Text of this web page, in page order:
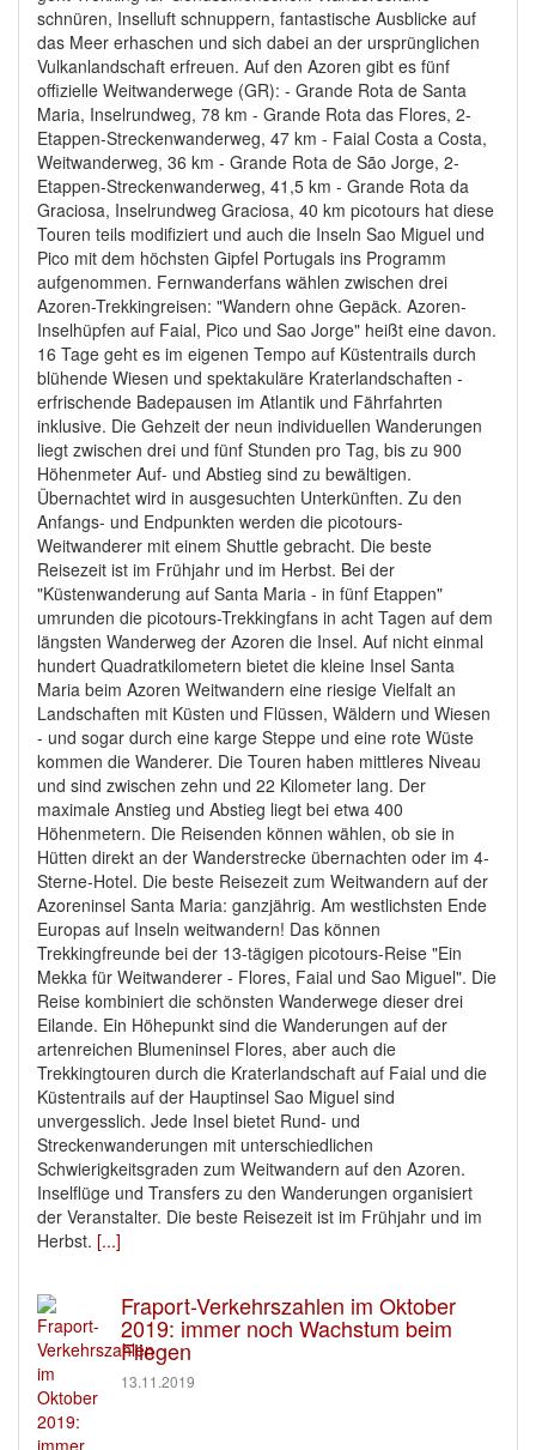
schnüren, Inselluft schnuppern, fantastische Ausblicke auf
das Meer erhaschen und sich dabei an der ursprünglichen
Vulkanlandschaft erfreuen. Auf den Azoren gibt es fünf
offizielle Weitwanderwege (GR): - Grande Rota de Santa
Maria, Inselrundweg, 78 km - Grande Rota das Flores, 2-
Etappen-Streckenwanderweg, 47 km - Faial Costa a Costa,
Weitwanderweg, 36 km - Grande Rota de São Jorge, 2-
Etappen-Streckenwanderweg, 41,5 km - Grande Rota da
Graciosa, Inselrundweg Graciosa, 40 km picotours hat diese
Touren teils modifiziert und auch die Inseln Sao Miguel und
Pico mit dem höchsten Gipfel Portugals ins Programm
aufgenommen. Fernwanderfans wählen zwischen drei
Azoren-Trekkingreisen: "Wandern ohne Gepäck. Azoren-
Inselhüpfen auf Faial, Pico und Sao Jorge" heißt eine davon.
16 Tage geht es im eigenen Tempo auf Küstentrails durch
blühende Wiesen und spektakuläre Kraterlandschaften -
erfrischende Badepausen im Atlantik und Fährfahrten
inklusive. Die Gehzeit der neun individuellen Wanderungen
liegt zwischen drei und fünf Stunden pro Tag, bis zu 900
Höhenmeter Auf- und Abstieg sind zu bewältigen.
Übernachtet wird in ausgesuchten Unterkünften. Zu den
Anfangs- und Endpunkten werden die picotours-
Weitwanderer mit einem Shuttle gebracht. Die beste
Reisezeit ist im Frühjahr und im Herbst. Bei der
"Küstenwanderung auf Santa Maria - in fünf Etappen"
umrunden die picotours-Trekkingfans in acht Tagen auf dem
längsten Wanderweg der Azoren die Insel. Auf nicht einmal
hundert Quadratkilometern bietet die kleine Insel Santa
Maria beim Azoren Weitwandern eine riesige Vielfalt an
Landschaften mit Küsten und Flüssen, Wäldern und Wiesen
- und sogar durch eine karge Steppe und eine rote Wüste
kommen die Wanderer. Die Touren haben mittleres Niveau
und sind zwischen zehn und 22 Kilometer lang. Der
maximale Anstieg und Abstieg liegt bei etwa 400
Höhenmetern. Die Reisenden können wählen, ob sie in
Hütten direkt an der Wanderstrecke übernachten oder im 4-
Sterne-Hotel. Die beste Reisezeit zum Weitwandern auf der
Azoreninsel Santa Maria: ganzjährig. Am westlichsten Ende
Europas auf Inseln weitwandern! Das können
Trekkingfreunde bei der 13-tägigen picotours-Reise "Ein
Mekka für Weitwanderer - Flores, Faial und Sao Miguel". Die
Reise kombiniert die schönsten Wanderwege dieser drei
Eilande. Ein Höhepunkt sind die Wanderungen auf der
artenreichen Blumeninsel Flores, aber auch die
Trekkingtouren durch die Kraterlandschaft auf Faial und die
Küstentrails auf der Hauptinsel Sao Miguel sind
unvergesslich. Jede Insel bietet Rund- und
Streckenwanderungen mit unterschiedlichen
Schwierigkeitsgraden zum Weitwandern auf den Azoren.
Inselflüge und Transfers zu den Wanderungen organisiert
der Veranstalter. Die beste Reisezeit ist im Frühjahr und im
Herbst. [...]
Fraport-Verkehrszahlen im Oktober
2019: immer noch Wachstum beim
Fliegen
13.11.2019